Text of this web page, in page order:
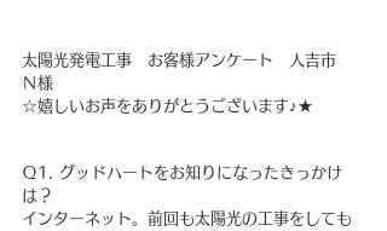
太陽光発電工事　お客様アンケート　人吉市
Ｎ様
☆嬉しいお声をありがとうございます♪★
Ｑ1. グッドハートをお知りになったきっかけ
は？
インターネット。前回も太陽光の工事をしても